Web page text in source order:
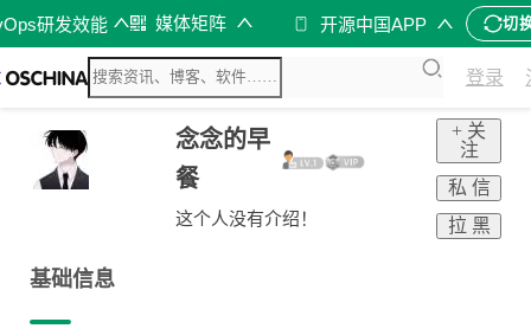
研发效能 媒体矩阵 开源中国APP 切
登录
念念的早
餐
这个人没有介绍！
+ 关
注
私 信
拉 黑
基础信息